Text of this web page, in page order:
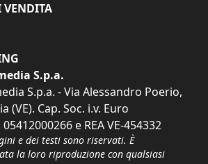
S.p.a.
S.p.a. - Via Alessandro Poerio,
(VE). Cap. Soc. i.v. Euro
05412000266 e REA VE-454332
e dei testi sono riservati. È
la loro riproduzione con qualsiasi